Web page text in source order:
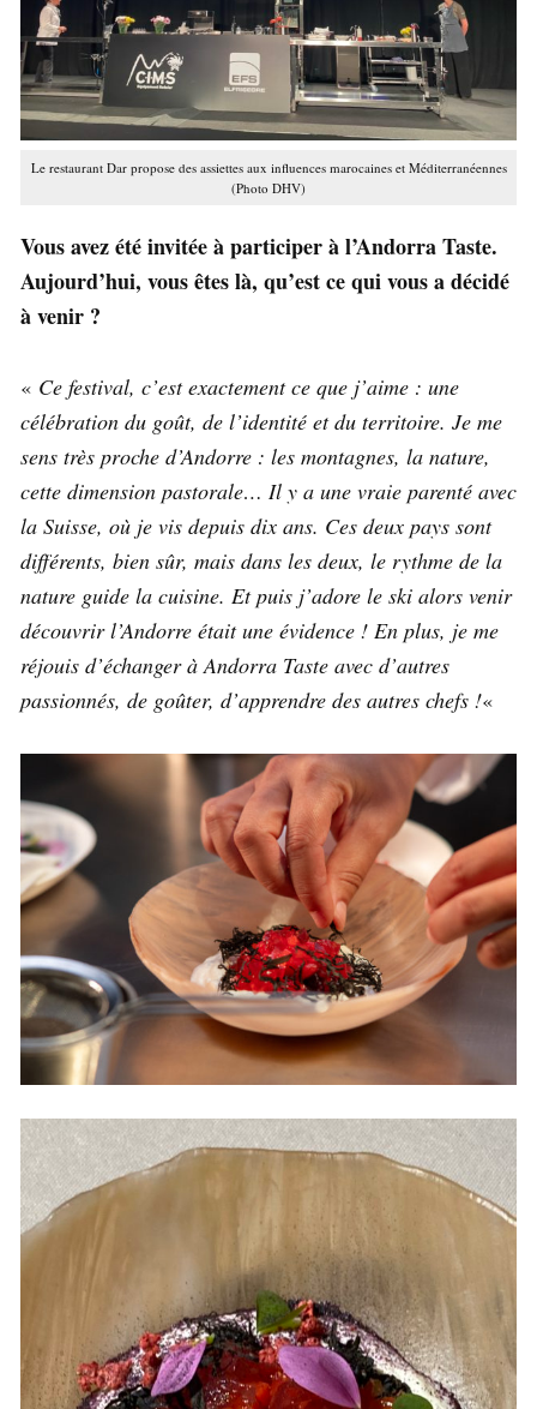
Le restaurant Dar propose des assiettes aux influences marocaines et Méditerranéennes
(Photo DHV)
Vous avez été invitée à participer à l’Andorra Taste.
Aujourd’hui, vous êtes là, qu’est ce qui vous a décidé
à venir ?
« Ce festival, c’est exactement ce que j’aime : une
célébration du goût, de l’identité et du territoire. Je me
sens très proche d’Andorre : les montagnes, la nature,
cette dimension pastorale… Il y a une vraie parenté avec
la Suisse, où je vis depuis dix ans. Ces deux pays sont
différents, bien sûr, mais dans les deux, le rythme de la
nature guide la cuisine. Et puis j’adore le ski alors venir
découvrir l’Andorre était une évidence ! En plus, je me
réjouis d’échanger à Andorra Taste avec d’autres
passionnés, de goûter, d’apprendre des autres chefs !«